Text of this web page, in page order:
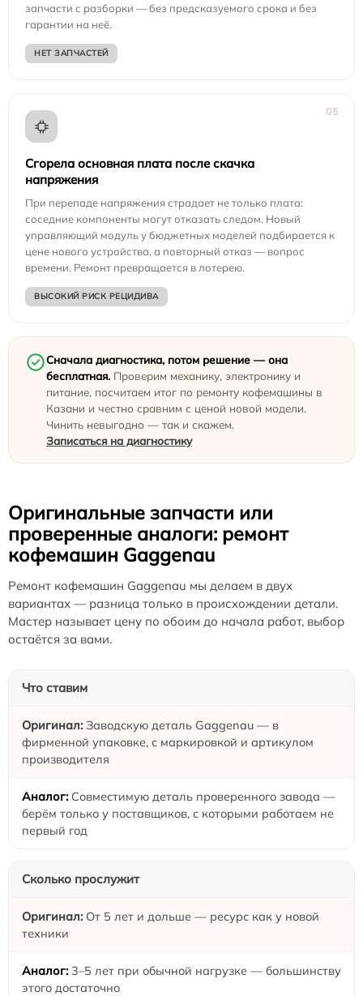
запчасти с разборки — без предсказуемого срока и без
гарантии на неё.
НЕТ ЗАПЧАСТЕЙ
05
Сгорела основная плата после скачка
напряжения
При перепаде напряжения страдает не только плата:
соседние компоненты могут отказать следом. Новый
управляющий модуль у бюджетных моделей подбирается к
цене нового устройства, а повторный отказ — вопрос
времени. Ремонт превращается в лотерею.
ВЫСОКИЙ РИСК РЕЦИДИВА
Сначала диагностика, потом решение — она
бесплатная. Проверим механику, электронику и
питание, посчитаем итог по ремонту кофемашины в
Казани и честно сравним с ценой новой модели.
Чинить невыгодно — так и скажем.
Записаться на диагностику
Оригинальные запчасти или
проверенные аналоги: ремонт
кофемашин Gaggenau
Ремонт кофемашин Gaggenau мы делаем в двух
вариантах — разница только в происхождении детали.
Мастер называет цену по обоим до начала работ, выбор
остаётся за вами.
Что ставим
Заводскую деталь Gaggenau — в
фирменной упаковке, с маркировкой и артикулом
производителя
Совместимую деталь проверенного завода —
берём только у поставщиков, с которыми работаем не
первый год
Сколько прослужит
От 5 лет и дольше — ресурс как у новой
техники
3–5 лет при обычной нагрузке — большинству
этого достаточно